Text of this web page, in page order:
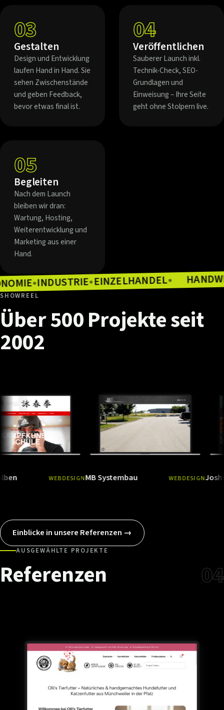
03
Gestalten
Design und Entwicklung
laufen Hand in Hand. Sie
sehen Zwischenstände
und geben Feedback,
bevor etwas final ist.
04
Veröffentlichen
Sauberer Launch inkl.
Technik-Check, SEO-
Grundlagen und
Einweisung – Ihre Seite
geht ohne Stolpern live.
05
Begleiten
Nach dem Launch
bleiben wir dran:
Wartung, Hosting,
Weiterentwicklung und
Marketing aus einer
Hand.
●INDUSTRIE●EINZELHANDEL●
SHOWREEL
Über500Projekteseit
2002
WEBDESIGN Ansehen→
MB Systembau WEBDESIGN Ansehen→
Joshs
Einblicke in unsere Referenzen →
AUSGEWÄHLTE PROJEKTE
Referenzen 04